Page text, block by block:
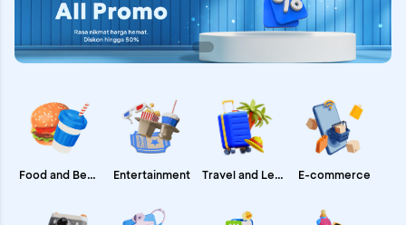
Food and Beverages Entertainment Travel and Leisure E-commerce